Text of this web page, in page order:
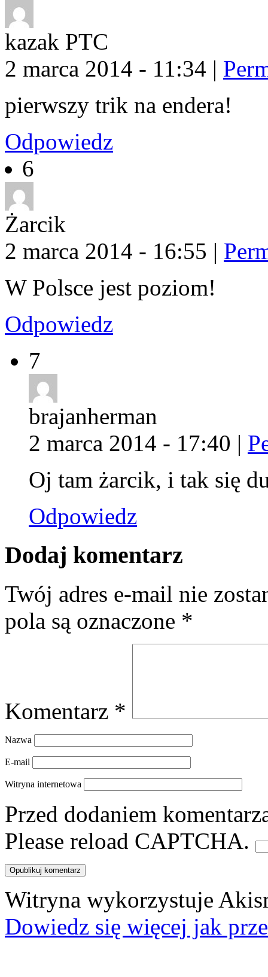
kazak PTC
2 marca 2014 - 11:34 |
pierwszy trik na endera!
Odpowiedz
6
Żarcik
2 marca 2014 - 16:55 |
W Polsce jest poziom!
Odpowiedz
7
brajanherman
2 marca 2014 - 17:40 |
Oj tam żarcik, i tak się
Odpowiedz
Dodaj komentarz
Twój adres e-mail nie
pola są oznaczone *
Komentarz *
Nazwa
E-mail
Witryna internetowa
Przed dodaniem
Please reload CAPTCHA.
Witryna wykorzystuje
Dowiedz się więcej jak